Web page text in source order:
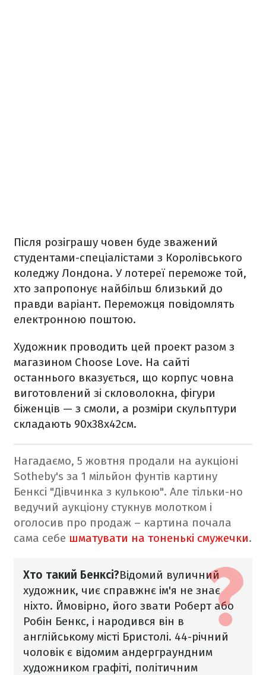
Після розіграшу човен буде зважений
студентами-спеціалістами з Королівського
коледжу Лондона. У лотереї переможе той,
хто запропонує найбільш близький до
правди варіант. Переможця повідомлять
електронною поштою.
Художник проводить цей проект разом з
магазином Choose Love. На сайті
останнього вказується, що корпус човна
виготовлений зі скловолокна, фігури
біженців — з смоли, а розміри скульптури
складають 90х38x42см.
Нагадаємо, 5 жовтня продали на аукціоні
Sotheby's за 1 мільйон фунтів картину
Бенксі "Дівчинка з кулькою". Але тільки-но
ведучий аукціону стукнув молотком і
оголосив про продаж – картина почала
сама себе шматувати на тоненькі смужечки.
Хто такий Бенксі?Відомий вуличний
художник, чиє справжнє ім'я не знає
ніхто. Ймовірно, його звати Роберт або
Робін Бенкс, і народився він в
англійському місті Бристолі. 44-річний
чоловік є відомим андерграундним
художником графіті, політичним